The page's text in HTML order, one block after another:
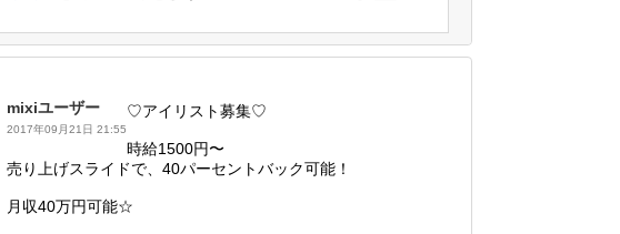
mixiユーザー
2017年09月21日 21:55
♡アイリスト募集♡
時給1500円〜
売り上げスライドで、40パーセントバック可能！
月収40万円可能☆